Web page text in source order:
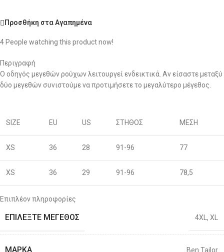
Προσθήκη στα Αγαπημένα
4 People watching this product now!
Περιγραφή
Ο οδηγός μεγεθών ρούχων λειτουργεί ενδεικτικά. Αν είσαστε μεταξύ
δύο μεγεθών συνιστούμε να προτιμήσετε το μεγαλύτερο μέγεθος.
SIZE EU US ΣΤΗΘΟΣ ΜΕΣΗ
XS 36 28 91-96 77
XS 36 29 91-96 78,5
S 38
S 40
M 83
Επιπλέον πληροφορίες
ΕΠΙΛΈΞΤΕ ΜΈΓΕΘΟΣ 4XL , XL
ΜΆΡΚΑ Ben Tailor